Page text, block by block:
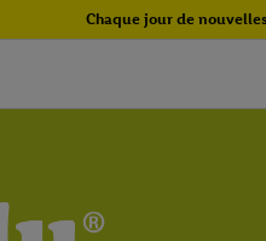
Chaque jour de